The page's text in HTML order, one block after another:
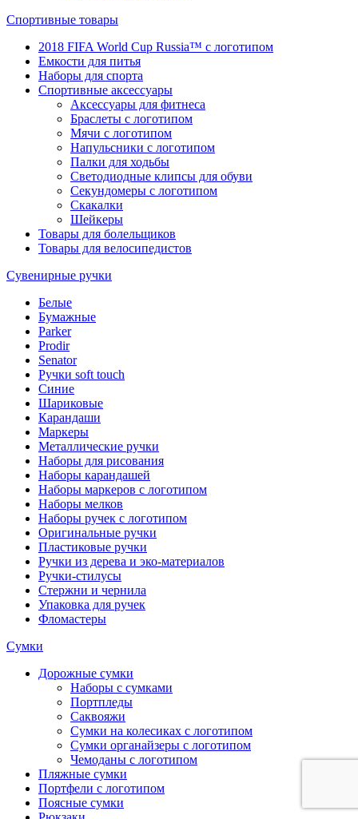
Спортивные товары
2018 FIFA World Cup Russia™ с логотипом
Емкости для питья
Наборы для спорта
Спортивные аксессуары
Аксессуары для фитнеса
Браслеты с логотипом
Мячи с логотипом
Напульсники с логотипом
Палки для ходьбы
Светодиодные клипсы для обуви
Секундомеры с логотипом
Скакалки
Шейкеры
Товары для болельщиков
Товары для велосипедистов
Сувенирные ручки
Белые
Бумажные
Parker
Prodir
Senator
Ручки soft touch
Синие
Шариковые
Карандаши
Маркеры
Металлические ручки
Наборы для рисования
Наборы карандашей
Наборы маркеров с логотипом
Наборы мелков
Наборы ручек с логотипом
Оригинальные ручки
Пластиковые ручки
Ручки из дерева и эко-материалов
Ручки-стилусы
Стержни и чернила
Упаковка для ручек
Фломастеры
Сумки
Дорожные сумки
Наборы с сумками
Портпледы
Саквояжи
Сумки на колесиках с логотипом
Сумки органайзеры с логотипом
Чемоданы с логотипом
Пляжные сумки
Портфели с логотипом
Поясные сумки